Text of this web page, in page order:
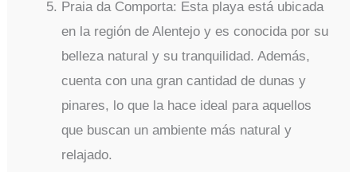
Praia da Comporta: Esta playa está ubicada
en la región de Alentejo y es conocida por su
belleza natural y su tranquilidad. Además,
cuenta con una gran cantidad de dunas y
pinares, lo que la hace ideal para aquellos
que buscan un ambiente más natural y
relajado.